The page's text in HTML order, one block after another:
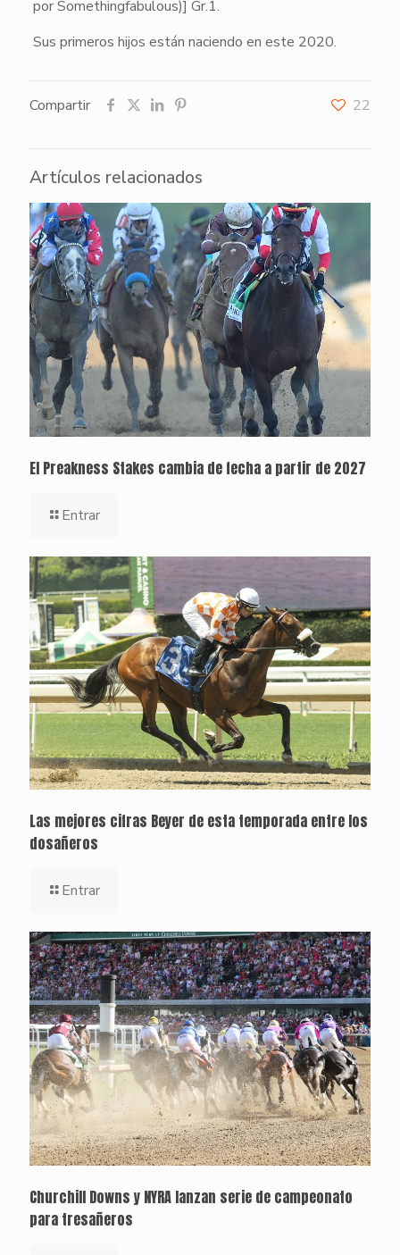
por Somethingfabulous)] Gr.1.
Sus primeros hijos están naciendo en este 2020.
Compartir 22
Artículos relacionados
El Preakness Stakes cambia de fecha a partir de 2027
Entrar
Las mejores cifras Beyer de esta temporada entre los
dosañeros
Entrar
Churchill Downs y NYRA lanzan serie de campeonato
para tresañeros